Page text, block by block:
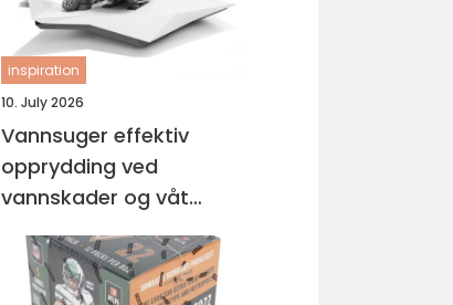
inspiration
10. July 2026
Vannsuger effektiv
opprydding ved
vannskader og våt
rengjøring